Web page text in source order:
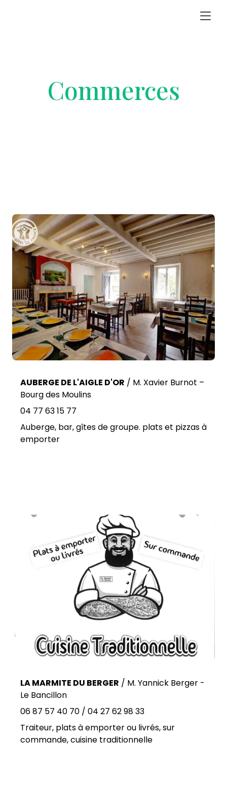
Commerces
AUBERGE DE L'AIGLE D'OR / M. Xavier Burnot –
Bourg des Moulins
04 77 63 15 77
Auberge, bar, gîtes de groupe. plats et pizzas à
emporter
LA MARMITE DU BERGER / M. Yannick Berger -
Le Bancillon
06 87 57 40 70 / 04 27 62 98 33
Traiteur, plats à emporter ou livrés, sur
commande, cuisine traditionnelle